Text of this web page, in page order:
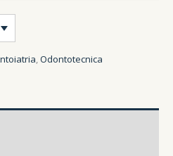
,Odontotecnica